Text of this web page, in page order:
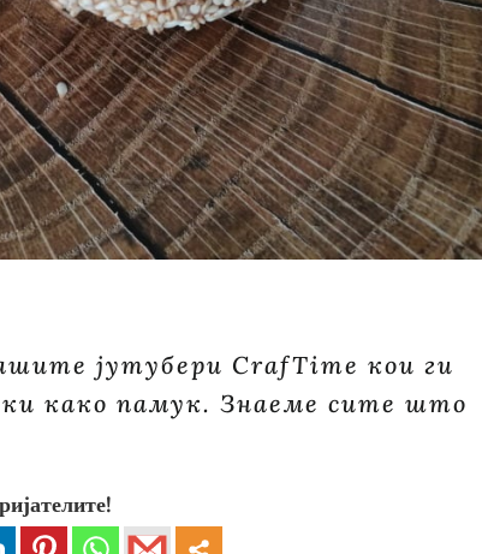
јутубери CrafTime кои ги
како памук. Знаеме сите што